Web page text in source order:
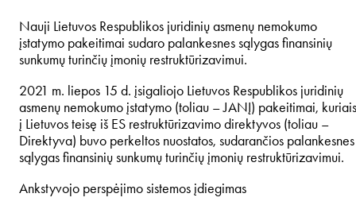
Nauji Lietuvos Respublikos juridinių asmenų nemokumo
įstatymo pakeitimai sudaro palankesnes sąlygas finansinių
sunkumų turinčių įmonių restruktūrizavimui.
2021 m. liepos 15 d. įsigaliojo Lietuvos Respublikos juridinių
asmenų nemokumo įstatymo (toliau – JANĮ) pakeitimai, kuriais
į Lietuvos teisę iš ES restruktūrizavimo direktyvos (toliau –
Direktyva) buvo perkeltos nuostatos, sudarančios palankesnes
sąlygas finansinių sunkumų turinčių įmonių restruktūrizavimui.
Ankstyvojo perspėjimo sistemos įdiegimas